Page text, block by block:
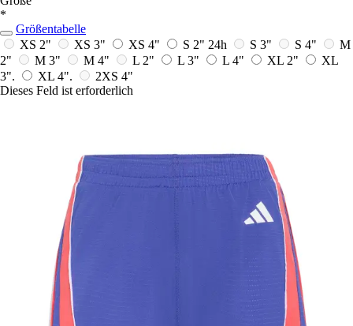
*
Größentabelle
XS 2"
XS 3" XS 4" S 2" 24h S 3" S 4"
M
2"
M 3" M 4" L 2" L 3" L 4" XL 2"
XL
3".
XL 4".
2XS 4"
Dieses Feld ist erforderlich